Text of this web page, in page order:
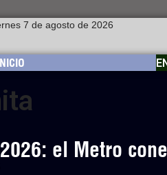
7 de agosto de 2026
el Metro